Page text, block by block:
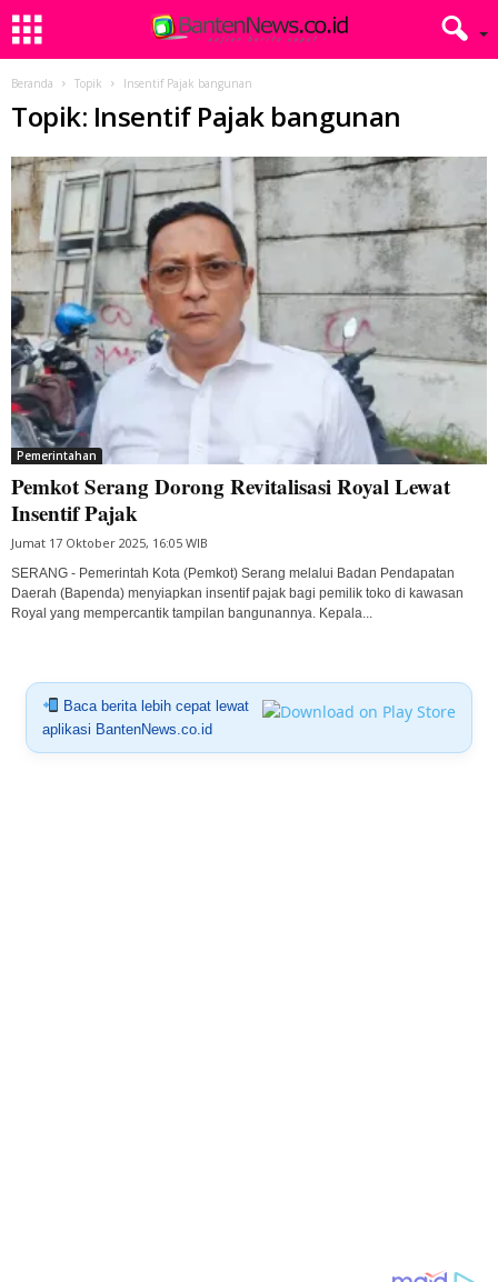
Beranda Topik Insentif Pajak bangunan
Topik: Insentif Pajak bangunan
Pemerintahan
Pemkot Serang Dorong Revitalisasi Royal Lewat
Insentif Pajak
Jumat 17 Oktober 2025, 16:05 WIB
SERANG - Pemerintah Kota (Pemkot) Serang melalui Badan Pendapatan
Daerah (Bapenda) menyiapkan insentif pajak bagi pemilik toko di kawasan
Royal yang mempercantik tampilan bangunannya. Kepala...
Baca berita lebih cepat lewat
aplikasi BantenNews.co.id